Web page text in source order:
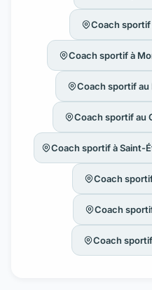
Coach
Coach sportif à
Coach sportif
Coach sportif au
Coach sportif à Saint-
Coach
Coach
Coach